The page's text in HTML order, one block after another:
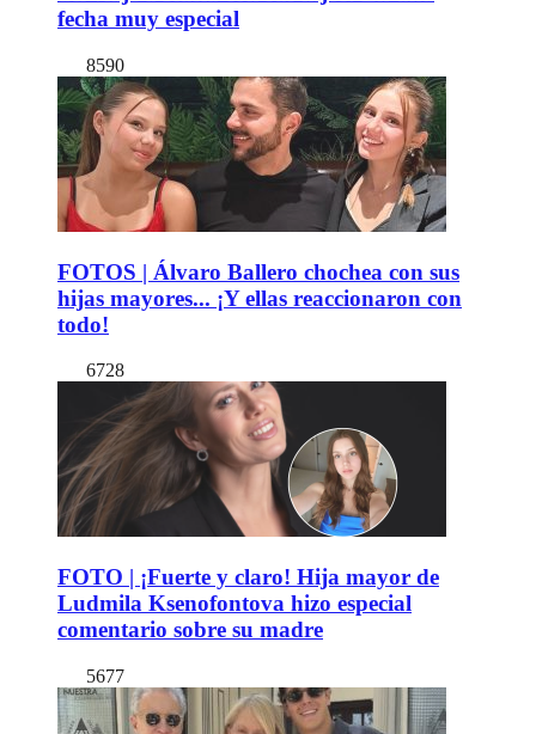
fecha muy especial
8590
FOTOS | Álvaro Ballero chochea con sus
hijas mayores... ¡Y ellas reaccionaron con
todo!
6728
FOTO | ¡Fuerte y claro! Hija mayor de
Ludmila Ksenofontova hizo especial
comentario sobre su madre
5677